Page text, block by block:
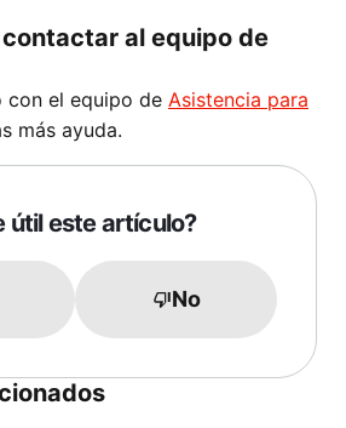
al equipo de
con el equipo de Asistencia para
más ayuda.
útil este artículo?
No